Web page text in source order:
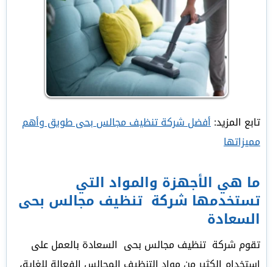
تابع المزيد:أفضل شركة تنظيف مجالس بحى طويق وأهم
مميزاتها
ما هي الأجهزة والمواد التي
تستخدمها شركة تنظيف مجالس بحى
السعادة
تقوم شركة تنظيف مجالس بحى السعادة بالعمل على